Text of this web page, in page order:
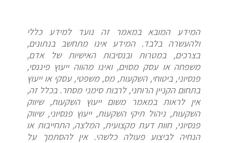
המידע המובא במאמר זה נועד למידע כללי
ולהעשרה בלבד. המידע אינו מתחשב בנתונים,
בצרכים, במטרות ובנסיבות האישיות של אדם,
משפחה או עסק מסוים, ואינו מהווה ייעוץ פיננסי,
פנסיוני, ביטוחי, השקעות, מס, משפטי, עסקי או ייעוץ
בתחום הקניין הרוחני, לרבות סימני מסחר. בכלל זה,
אין לראות במאמר משום ייעוץ השקעות, שיווק
השקעות, ניהול תיקי השקעות, ייעוץ פנסיוני, שיווק
פנסיוני, חוות דעת מקצועית, המלצה, התחייבות או
הנחיה לביצוע פעולה כלשהי. אין להסתמך על